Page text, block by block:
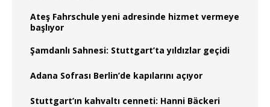
Ateş Fahrschule yeni adresinde hizmet vermeye
başlıyor
Şamdanlı Sahnesi: Stuttgart’ta yıldızlar geçidi
Adana Sofrası Berlin’de kapılarını açıyor
Stuttgart’ın kahvaltı cenneti: Hanni Bäckeri